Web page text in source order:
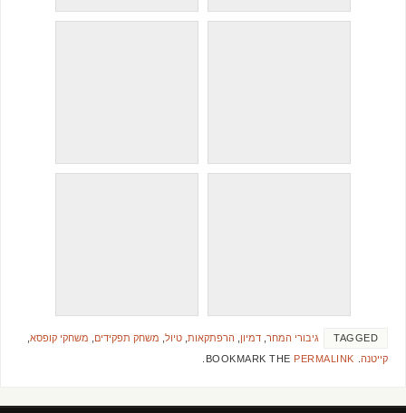
TAGGED גיבורי המחר, דמיון הרפתקאות, טיול, משחק תפקידים משחקי קופסא,
קייטנה.
PERMALINK